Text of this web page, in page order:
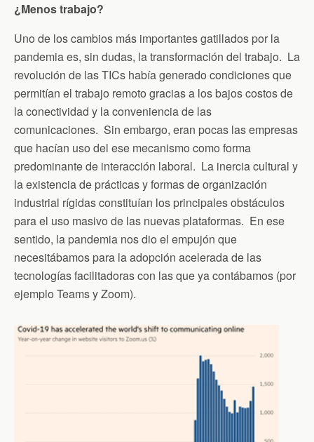
¿Menos trabajo?
Uno de los cambios más importantes gatillados por la
pandemia es, sin dudas, la transformación del trabajo. La
revolución de las TICs había generado condiciones que
permitían el trabajo remoto gracias a los bajos costos de
la conectividad y la conveniencia de las
comunicaciones. Sin embargo, eran pocas las empresas
que hacían uso del ese mecanismo como forma
predominante de interacción laboral. La inercia cultural y
la existencia de prácticas y formas de organización
industrial rígidas constituían los principales obstáculos
para el uso masivo de las nuevas plataformas. En ese
sentido, la pandemia nos dio el empujón que
necesitábamos para la adopción acelerada de las
tecnologías facilitadoras con las que ya contábamos (por
ejemplo Teams y Zoom).